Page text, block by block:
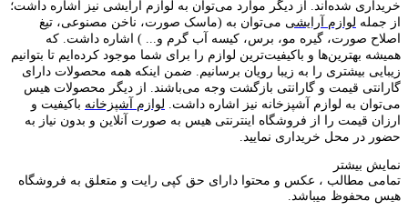
خریداری شده‌اند. از دیگر موارد می‌توان به لوازم آرایشی نیز اشاره داشت؛
از جمله لوازم آرایشی می‌توان به (ماسک صورت، ناخن مصنوعی، تیغ
اصلاح صورت، گیره مو، برس، کیسه آب گرم و... ) اشاره داشت. که
همیشه بهترین‌ها و باکیفیت‌ترین لوازم را برای شما موجود کرده‌ایم تا بتوانیم
زیبایی بیشتری را به زیبا رویان برسانیم. ضمن اینکه همه محصولات دارای
گارانتی قیمت و گارانتی بازگشت وجه می‌باشند. از دیگر محصولات هیس
می‌توان به لوازم آشپزخانه نیز اشاره داشت. لوازم آشپزخانه باکیفیت و
ارزان قیمت را از فروشگاه اینترنتی هیس به صورت آنلاین و بدون نیاز به
حضور در محل خریداری نمایید.
نمایش بیشتر
تمامی مطالب ، عکس و محتوا دارای حق کپی رایت و متعلق به فروشگاه
هیس محفوظ میباشد.